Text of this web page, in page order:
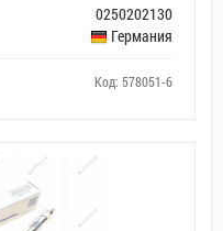
0250202130
Германия
Код: 578051-6